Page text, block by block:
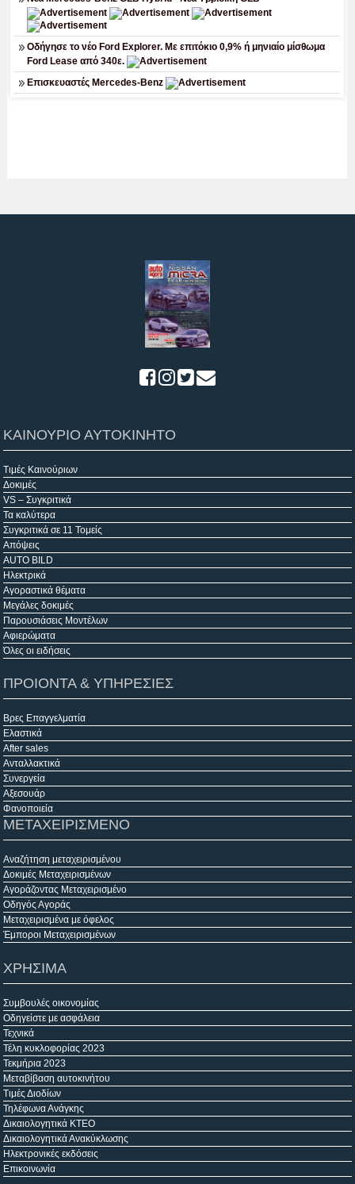
ΚΑΙΝΟΥΡΙΟ ΑΥΤΟΚΙΝΗΤΟ
Τιμές Καινούριων
Δοκιμές
VS – Συγκριτικά
Τα καλύτερα
Συγκριτικά σε 11 Τομείς
Απόψεις
AUTO BILD
Ηλεκτρικά
Αγοραστικά θέματα
Μεγάλες δοκιμές
Παρουσιάσεις Μοντέλων
Αφιερώματα
Όλες οι ειδήσεις
ΠΡΟΙΟΝΤΑ & ΥΠΗΡΕΣΙΕΣ
Βρες Επαγγελματία
Ελαστικά
After sales
Ανταλλακτικά
Συνεργεία
Αξεσουάρ
Φανοποιεία
ΜΕΤΑΧΕΙΡΙΣΜΕΝΟ
Αναζήτηση μεταχειρισμένου
Δοκιμές Μεταχειρισμένων
Αγοράζοντας Μεταχειρισμένο
Οδηγός Αγοράς
Μεταχειρισμένα με όφελος
Έμποροι Μεταχειρισμένων
ΧΡΗΣΙΜΑ
Συμβουλές οικονομίας
Οδηγείστε με ασφάλεια
Τεχνικά
Τέλη κυκλοφορίας 2023
Τεκμήρια 2023
Μεταβίβαση αυτοκινήτου
Τιμές Διοδίων
Τηλέφωνα Ανάγκης
Δικαιολογητικά ΚΤΕΟ
Δικαιολογητικά Ανακύκλωσης
Ηλεκτρονικές εκδόσεις
Επικοινωνία